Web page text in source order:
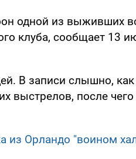
одной из выживших
клуба, сообщает 13
В записи слышно, как
выстрелов, после чего
из Орландо "воином